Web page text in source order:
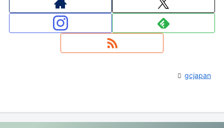
gcjapan